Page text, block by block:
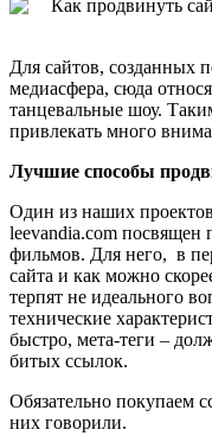
Для сайтов, созданных
медиасфера, сюда
танцевальные шоу.
привлекать много
Лучшие способы
Один из наших проектов
leevandia.com
фильмов. Для него, в
сайта и как можно
терпят не идеального
технические
быстро, мета-теги –
битых ссылок.
Обязательно покупаем
них говорили.